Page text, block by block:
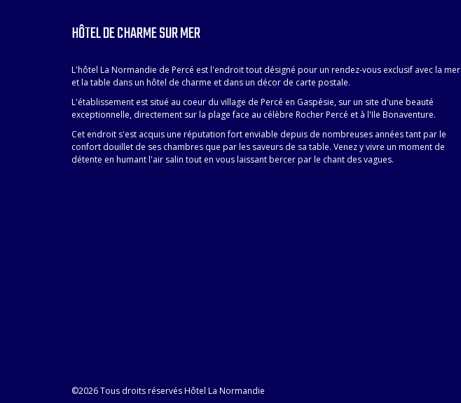
HÔTEL DE CHARME SUR MER
L'hôtel La Normandie de Percé est l'endroit tout désigné pour un rendez-vous exclusif avec la mer
et la table dans un hôtel de charme et dans un décor de carte postale.
L'établissement est situé au coeur du village de Percé en Gaspésie, sur un site d'une beauté
exceptionnelle, directement sur la plage face au célèbre Rocher Percé et à l'Ile Bonaventure.
Cet endroit s'est acquis une réputation fort enviable depuis de nombreuses années tant par le
confort douillet de ses chambres que par les saveurs de sa table. Venez y vivre un moment de
détente en humant l'air salin tout en vous laissant bercer par le chant des vagues.
©2026 Tous droits réservés Hôtel La Normandie